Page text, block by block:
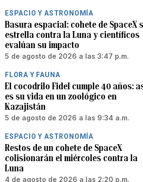
ESPACIO Y ASTRONOMÍA
Basura espacial: cohete de SpaceX
estrella contra la Luna y científicos
evalúan su impacto
5 de agosto de 2026 a las 3:47 p.m.
FLORA Y FAUNA
El cocodrilo Fidel cumple 40 años:
es su vida en un zoológico en
Kazajistán
5 de agosto de 2026 a las 9:34 a.m.
ESPACIO Y ASTRONOMÍA
Restos de un cohete de SpaceX
colisionarán el miércoles contra la
Luna
4 de agosto de 2026 a las 2:20 p.m.